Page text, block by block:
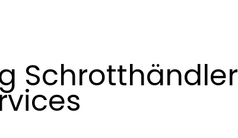
Schrotthändler